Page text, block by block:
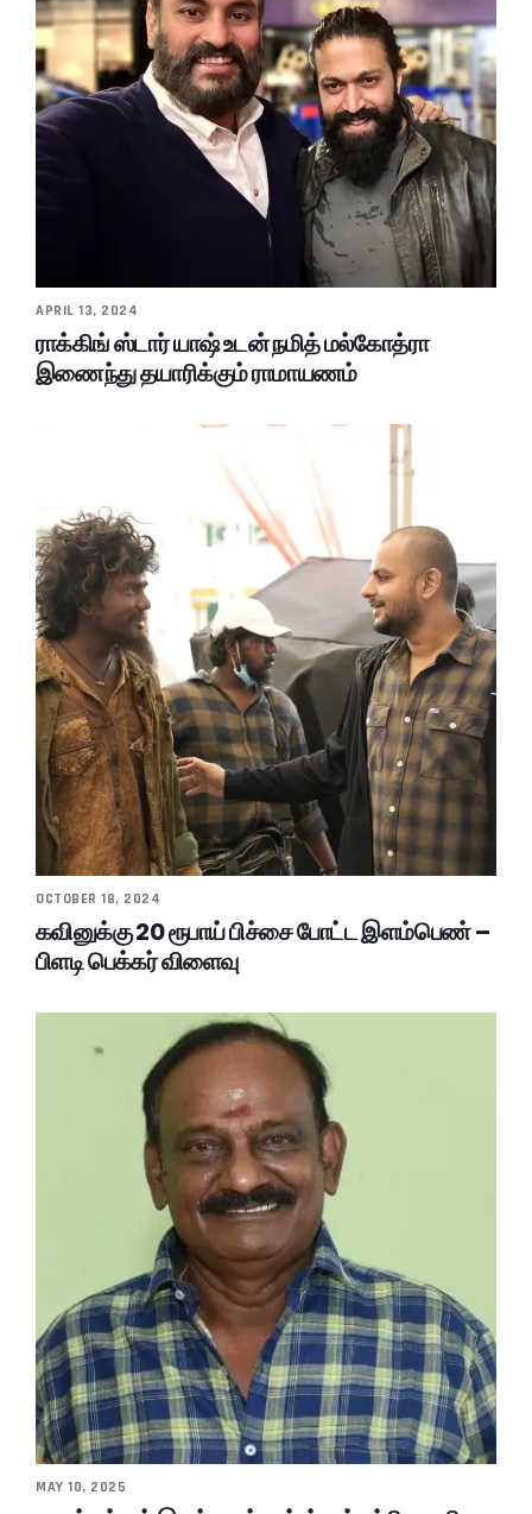
APRIL 13, 2024
ராக்கிங் ஸ்டார் யாஷ் உடன் நமித் மல்கோத்ரா
இணைந்து தயாரிக்கும் ராமாயணம்
OCTOBER 18, 2024
கவினுக்கு 20 ரூபாய் பிச்சை போட்ட இளம்பெண் –
பிளடி பெக்கர் விளைவு
MAY 10, 2025